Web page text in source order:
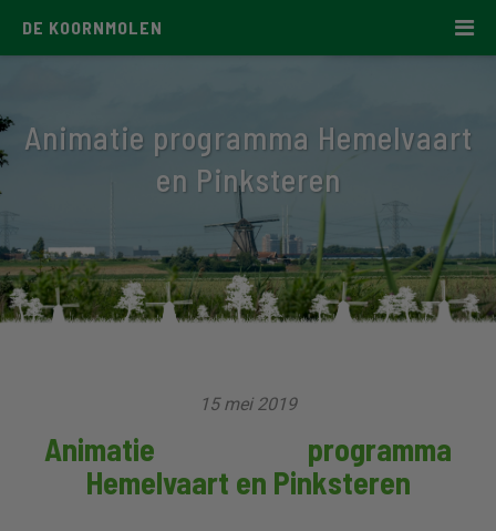
DE KOORNMOLEN
Animatie programma Hemelvaart
en Pinksteren
15 mei 2019
Animatie programma
Hemelvaart en Pinksteren